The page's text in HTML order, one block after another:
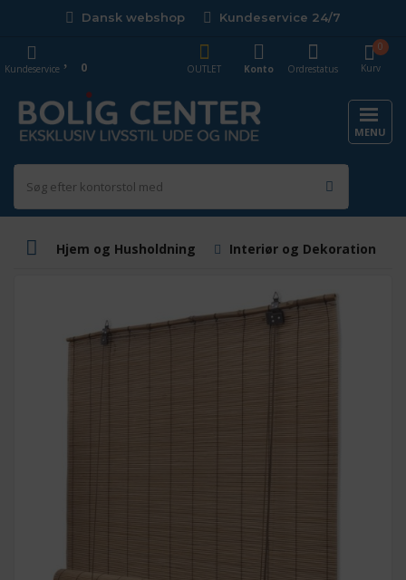
Dansk webshop Kundeservice 24/7
Kurv
0
OUTLET
Konto Ordrestatus
Kundeservice 0
MENU
Hjem og Husholdning Interiør og Dekoration